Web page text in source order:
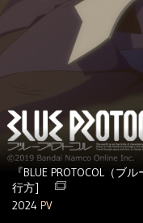
『BLUE PROTOCOL（
行方]
2024 PV